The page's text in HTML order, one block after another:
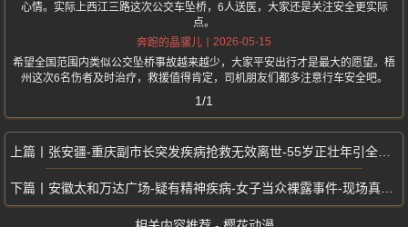
心情。实际上西江三路这次公交车坠桥，6人送医，大家还是关注安全更实际
点。
奔跑的晶骡儿
2026-05-15
希望全国范围内类似公交坠桥事故越来越少，大家平安出行才是最大的愿望。梧
州这次6名伤者及时治疗，救援值得肯定，司机朋友们都多注意行车安全吧。
1/1
张安疆-重庆副市长突发疾病抢救无效离世-55岁正壮年引全网热议
安徽太和万达广场-疑有精神疾病-女子当众裸露事件-现场真实身材视频曝光